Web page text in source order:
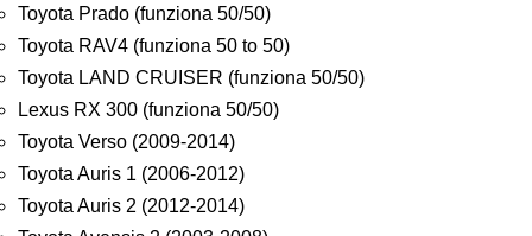
Toyota Prado (funziona 50/50)
Toyota RAV4 (funziona 50 to 50)
Toyota LAND CRUISER (funziona 50/50)
Lexus RX 300 (funziona 50/50)
Toyota Verso (2009-2014)
Toyota Auris 1 (2006-2012)
Toyota Auris 2 (2012-2014)